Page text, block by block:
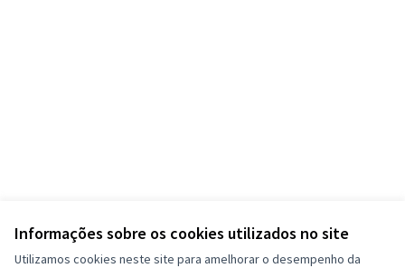
Informações sobre os cookies utilizados no site
Utilizamos cookies neste site para amelhorar o desempenho da